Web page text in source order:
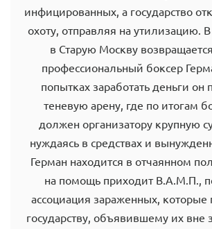
инфицированных, а государство
охоту, отправляя на утилизацию.
в Старую Москву
профессиональный боксер
попытках заработать деньги он
теневую арену, где по итогам
должен организатору крупную
нуждаясь в средствах и
Герман находится в отчаянном
на помощь приходит В.А.М.П.,
ассоциация зараженных, которые
государству, объявившему их вне